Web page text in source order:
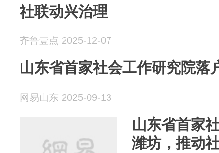
社联动兴治理
齐鲁壹点 2025-12-07
山东省首家社会工作研究院落
网易山东 2025-09-13
山东省首家
潍坊，推动